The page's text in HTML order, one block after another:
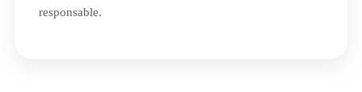
responsable.